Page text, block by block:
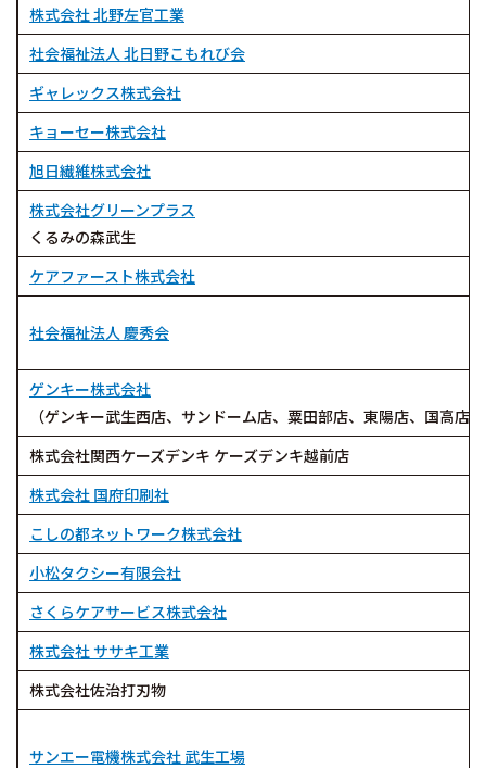
株式会社 北野左官工業
社会福祉法人 北日野こもれび会
ギャレックス株式会社
キョーセー株式会社
旭日繊維株式会社
株式会社グリーンプラス
くるみの森武生
ケアファースト株式会社
社会福祉法人 慶秀会
ゲンキー株式会社
（ゲンキー武生西店、サンドーム店、粟田部店、東陽店、国高店
株式会社関西ケーズデンキ ケーズデンキ越前店
株式会社 国府印刷社
こしの都ネットワーク株式会社
小松タクシー有限会社
さくらケアサービス株式会社
株式会社 ササキ工業
株式会社佐治打刃物
サンエー電機株式会社 武生工場